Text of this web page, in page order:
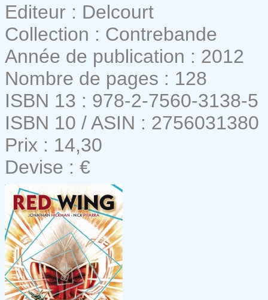
Editeur : Delcourt
Collection : Contrebande
Année de publication : 2012
Nombre de pages : 128
ISBN 13 : 978-2-7560-3138-5
ISBN 10 / ASIN : 2756031380
Prix : 14,30
Devise : €